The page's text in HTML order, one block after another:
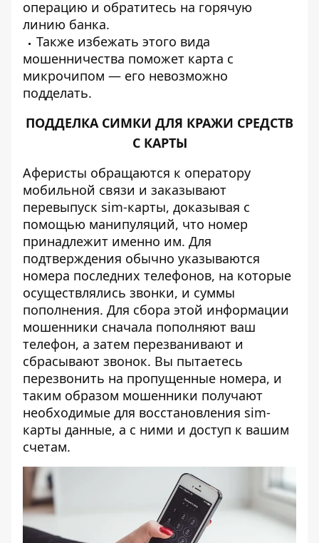
операцию и обратитесь на горячую
линию банка.
Также избежать этого вида
мошенничества поможет карта с
микрочипом — его невозможно
подделать.
ПОДДЕЛКА СИМКИ ДЛЯ КРАЖИ СРЕДСТВ
С КАРТЫ
Аферисты обращаются к оператору
мобильной связи и заказывают
перевыпуск sim-карты, доказывая с
помощью манипуляций, что номер
принадлежит именно им. Для
подтверждения обычно указываются
номера последних телефонов, на которые
осуществлялись звонки, и суммы
пополнения. Для сбора этой информации
мошенники сначала пополняют ваш
телефон, а затем перезванивают и
сбрасывают звонок. Вы пытаетесь
перезвонить на пропущенные номера, и
таким образом мошенники получают
необходимые для восстановления sim-
карты данные, а с ними и доступ к вашим
счетам.